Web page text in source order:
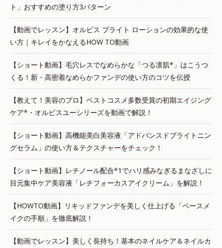
ト」おすすめの塗り方3パターン
【動画でレッスン】オルビス ブライト ローションの効果的な使
い方｜キレイをかなえるHOW TO動画
【ショート動画】毛穴レスでなめらかな「つる凛肌*」はこうつ
くる！新・高密着なめらかファンデの使い方のコツを伝授
【教えて！美容のプロ】ベストコスメ多数受賞の初期エイジング
ケア*・オルビスユーシリーズを動画で解説！
【ショート動画】高機能美白美容液「アドバンスドブライトニン
グセラム」の使い方＆テクスチャーをチェック！
【ショート動画】レチノール配合*1でハリ感みなぎるまなざしに
目元集中ケア美容液「レチフォーカスアイクリーム」を解説！
【HOWTO動画】リキッドファンデを美しく仕上げる「ベースメ
イクの手順」を徹底解説！
【動画でレッスン】美しく長持ち！基本のネイルケア＆ネイルカ